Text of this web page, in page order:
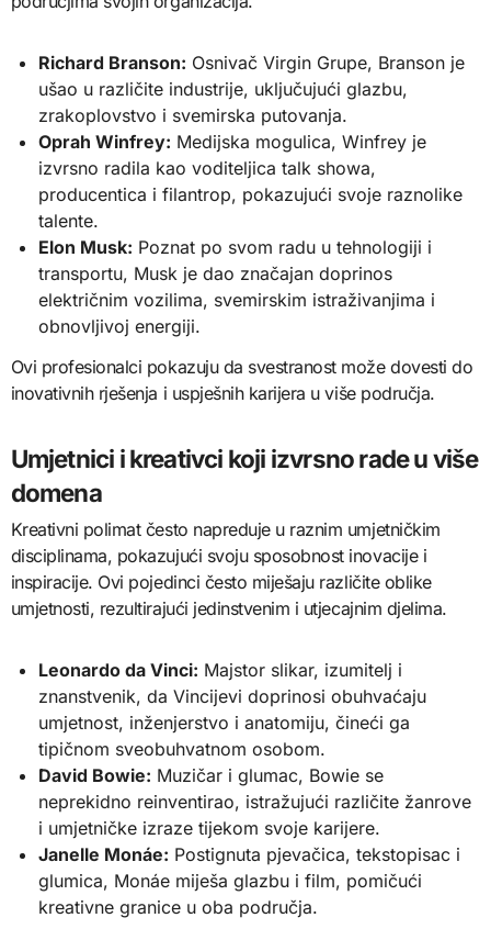
Richard Branson: Osnivač Virgin Grupe, Branson je
ušao u različite industrije, uključujući glazbu,
zrakoplovstvo i svemirska putovanja.
Oprah Winfrey: Medijska mogulica, Winfrey je
izvrsno radila kao voditeljica talk showa,
producentica i filantrop, pokazujući svoje raznolike
talente.
Elon Musk: Poznat po svom radu u tehnologiji i
transportu, Musk je dao značajan doprinos
električnim vozilima, svemirskim istraživanjima i
obnovljivoj energiji.
Ovi profesionalci pokazuju da svestranost može dovesti do
inovativnih rješenja i uspješnih karijera u više područja.
Umjetnici i kreativci koji izvrsno rade u više
domena
Kreativni polimat često napreduje u raznim umjetničkim
disciplinama, pokazujući svoju sposobnost inovacije i
inspiracije. Ovi pojedinci često miješaju različite oblike
umjetnosti, rezultirajući jedinstvenim i utjecajnim djelima.
Leonardo da Vinci: Majstor slikar, izumitelj i
znanstvenik, da Vincijevi doprinosi obuhvaćaju
umjetnost, inženjerstvo i anatomiju, čineći ga
tipičnom sveobuhvatnom osobom.
David Bowie: Muzičar i glumac, Bowie se
neprekidno reinventirao, istražujući različite žanrove
i umjetničke izraze tijekom svoje karijere.
Janelle Monáe: Postignuta pjevačica, tekstopisac i
glumica, Monáe miješa glazbu i film, pomičući
kreativne granice u oba područja.